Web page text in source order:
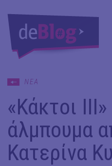
ΝΕΑ
«Κάκτοι
άλμπουμα
Κατερίνα